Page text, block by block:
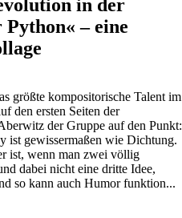
in der
– eine
größte kompositorische Talent im
den ersten Seiten der
der Gruppe auf den Punkt:
ist gewissermaßen wie Dichtung.
ist, wenn man zwei völlig
dabei nicht eine dritte Idee,
so kann auch Humor funktion...